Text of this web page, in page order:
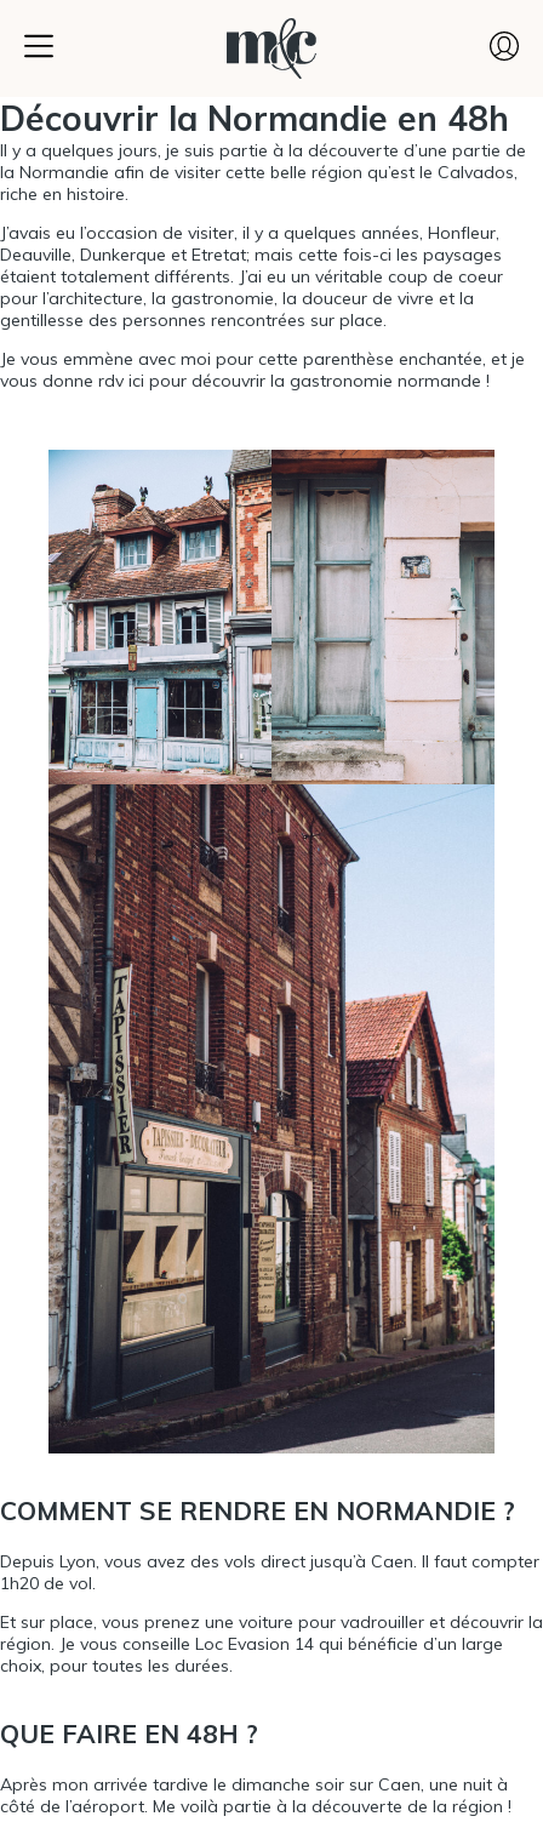
Découvrir la Normandie en 48h
Il y a quelques jours, je suis partie à la découverte d’une partie de
la Normandie afin de visiter cette belle région qu’est le Calvados,
riche en histoire.
J’avais eu l’occasion de visiter, il y a quelques années, Honfleur,
Deauville, Dunkerque et Etretat; mais cette fois-ci les paysages
étaient totalement différents. J’ai eu un véritable coup de coeur
pour l’architecture, la gastronomie, la douceur de vivre et la
gentillesse des personnes rencontrées sur place.
Je vous emmène avec moi pour cette parenthèse enchantée, et je
vous donne rdv ici pour découvrir la gastronomie normande !
COMMENT SE RENDRE EN NORMANDIE ?
Depuis Lyon, vous avez des vols direct jusqu’à Caen. Il faut compter
1h20 de vol.
Et sur place, vous prenez une voiture pour vadrouiller et découvrir la
région. Je vous conseille Loc Evasion 14 qui bénéficie d’un large
choix, pour toutes les durées.
QUE FAIRE EN 48H ?
Après mon arrivée tardive le dimanche soir sur Caen, une nuit à
côté de l’aéroport. Me voilà partie à la découverte de la région !